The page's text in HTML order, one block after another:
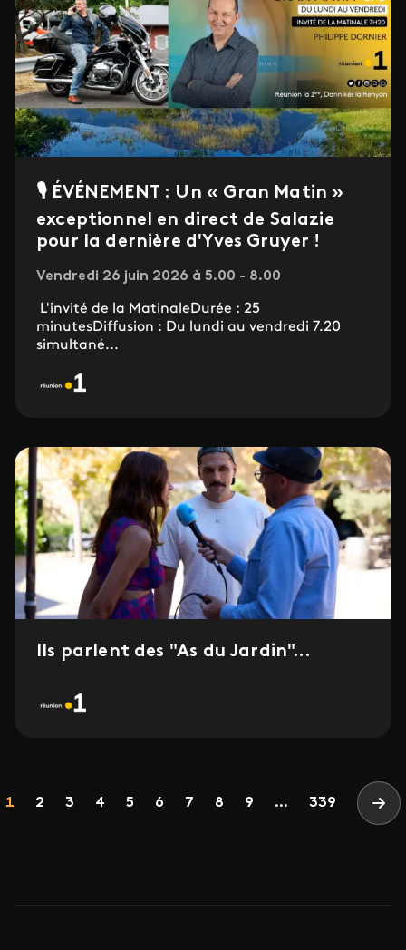
🎙️ ÉVÉNEMENT : Un « Gran Matin »
exceptionnel en direct de Salazie
pour la dernière d'Yves Gruyer !
Vendredi 26 juin 2026 à 5.00 - 8.00
L'invité de la MatinaleDurée : 25
minutesDiffusion : Du lundi au vendredi 7.20
simultané...
Ils parlent des "As du Jardin"...
Page
1 Page
2 Page
3 Page
4 Page
5 Page
6 Page
7 Page
8 Page
9 ... 339